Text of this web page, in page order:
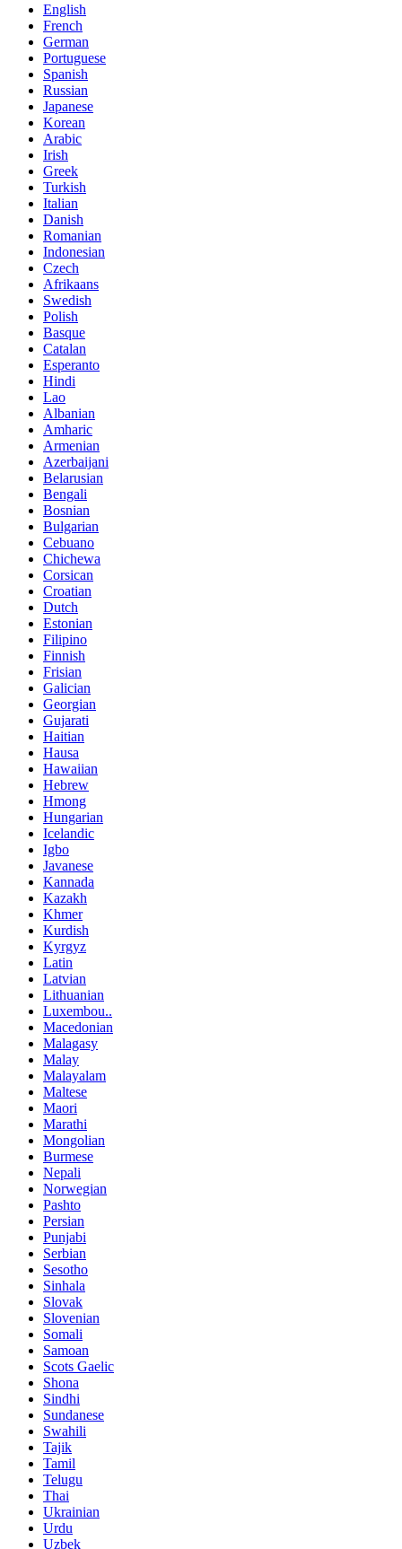
English
French
German
Portuguese
Spanish
Russian
Japanese
Korean
Arabic
Irish
Greek
Turkish
Italian
Danish
Romanian
Indonesian
Czech
Afrikaans
Swedish
Polish
Basque
Catalan
Esperanto
Hindi
Lao
Albanian
Amharic
Armenian
Azerbaijani
Belarusian
Bengali
Bosnian
Bulgarian
Cebuano
Chichewa
Corsican
Croatian
Dutch
Estonian
Filipino
Finnish
Frisian
Galician
Georgian
Gujarati
Haitian
Hausa
Hawaiian
Hebrew
Hmong
Hungarian
Icelandic
Igbo
Javanese
Kannada
Kazakh
Khmer
Kurdish
Kyrgyz
Latin
Latvian
Lithuanian
Luxembou..
Macedonian
Malagasy
Malay
Malayalam
Maltese
Maori
Marathi
Mongolian
Burmese
Nepali
Norwegian
Pashto
Persian
Punjabi
Serbian
Sesotho
Sinhala
Slovak
Slovenian
Somali
Samoan
Scots Gaelic
Shona
Sindhi
Sundanese
Swahili
Tajik
Tamil
Telugu
Thai
Ukrainian
Urdu
Uzbek